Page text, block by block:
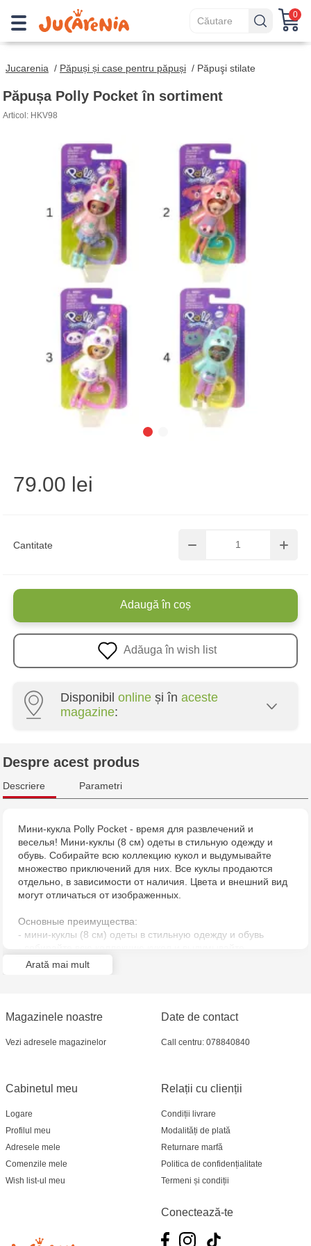
0
Jucarenia / Păpuși și case pentru păpuși / Păpuşi stilate
Păpușa Polly Pocket în sortiment
Articol: HKV98
Cantitate
79.00 lei
Adaugă în coș
Adăuga în wish list
Disponibil online și în aceste
magazine:
Jucărenia Rîșcani - bd. Moscova, 2
Jucărenia Cahul - str. Ștefan cel Mare, 29А
Jucarenia Ciocana - bd.Mircea cel Bătrân, 39
Multistore Soroca - bd. Ștefan cel Mare, 110
Despre acest produs
Descriere Parametri
Мини-кукла Polly Pocket - время для развлечений и
веселья! Мини-куклы (8 см) одеты в стильную одежду и
обувь. Собирайте всю коллекцию кукол и выдумывайте
множество приключений для них. Все куклы продаются
отдельно, в зависимости от наличия. Цвета и внешний вид
могут отличаться от изображенных.
Основные преимущества:
- мини-куклы (8 см) одеты в стильную одежду и обувь
множество приключений для них
Arată mai mult
Magazinele noastre
Vezi adresele magazinelor
Relații cu clienții
Condiții livrare
Modalități de plată
Returnare marfă
Politica de confidențialitate
Termeni și condiții
Cabinetul meu
Logare
Profilul meu
Adresele mele
Comenzile mele
Wish list-ul meu
Date de contact
Call centru: 078840840
Conectează-te